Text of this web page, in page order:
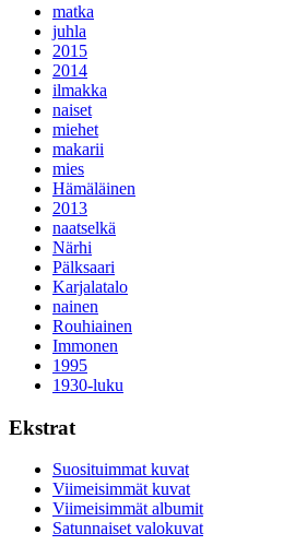
matka
juhla
2015
2014
ilmakka
naiset
miehet
makarii
mies
Hämäläinen
2013
naatselkä
Närhi
Pälksaari
Karjalatalo
nainen
Rouhiainen
Immonen
1995
1930-luku
Ekstrat
Suosituimmat kuvat
Viimeisimmät kuvat
Viimeisimmät albumit
Satunnaiset valokuvat